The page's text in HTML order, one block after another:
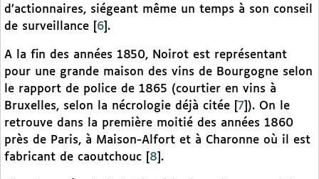
d’actionnaires, siégeant même un temps à son conseil
de surveillance
6 .
A la fin des années 1850, Noirot est représentant
pour une grande maison des vins de Bourgogne selon
le rapport de police de 1865 (courtier en vins à
Bruxelles, selon la nécrologie déjà citée
7 ). On le
retrouve dans la première moitié des années 1860
près de Paris, à Maison-Alfort et à Charonne où il est
fabricant de caoutchouc
8 .